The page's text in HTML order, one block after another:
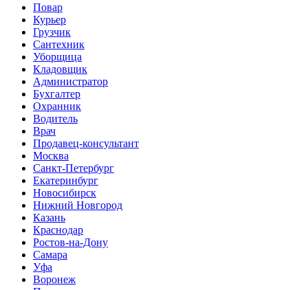
Повар
Курьер
Грузчик
Сантехник
Уборщица
Кладовщик
Администратор
Бухгалтер
Охранник
Водитель
Врач
Продавец-консультант
Москва
Санкт-Петербург
Екатеринбург
Новосибирск
Нижний Новгород
Казань
Краснодар
Ростов-на-Дону
Самара
Уфа
Воронеж